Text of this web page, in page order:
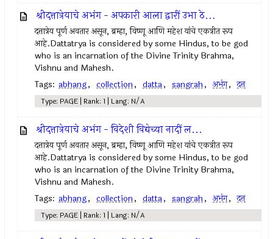
श्रीदत्तात्रेयाचे अभंग - अपकारी आला द्वारीं उभा ठे...
दत्तात्रेय पूर्ण अवतार असून, ब्रम्हा, विष्णू आणि महेश यांचे एकत्रीत रूप
आहे.Dattatrya is considered by some Hindus, to be god
who is an incarnation of the Divine Trinity Brahma,
Vishnu and Mahesh.
Tags: abhang, collection, datta, sangrah, अभंग, दत्त
Type: PAGE | Rank: 1 | Lang: N/A
श्रीदत्तात्रेयाचे अभंग - विदेशी विद्येच्या नादीं ल...
दत्तात्रेय पूर्ण अवतार असून, ब्रम्हा, विष्णू आणि महेश यांचे एकत्रीत रूप
आहे.Dattatrya is considered by some Hindus, to be god
who is an incarnation of the Divine Trinity Brahma,
Vishnu and Mahesh.
Tags: abhang, collection, datta, sangrah, अभंग, दत्त
Type: PAGE | Rank: 1 | Lang: N/A